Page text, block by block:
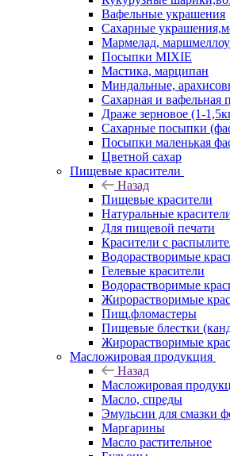
Вафельные украшения
Сахарные
Мармелад, маршмеллоу
Посыпки MIXIE
Мастика, марципан
Миндальные,
Сахарная и вафельная
Драже зерновое (1-
Сахарные посыпки
Посыпки маленькая
Цветной сахар
Пищевые красители
Назад
Пищевые красители
Натуральные
Для пищевой печати
Красители с
Водорастворимые
Гелевые красители
Водорастворимые
Жирорастворимые
Пищ.фломастеры
Пищевые блестки
Жирорастворимые
Масложировая продукция
Назад
Масложировая
Масло, спреды
Эмульсии для смазки
Маргарины
Масло растительное